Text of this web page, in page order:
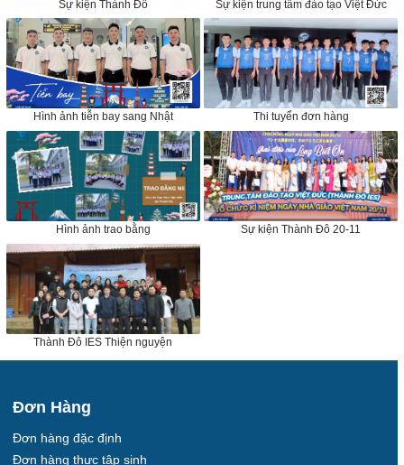
Sự kiện Thành Đô Sự kiện trung tâm đào tạo Việt Đức
Hình ảnh tiễn bay sang Nhật Thi tuyển đơn hàng
Hình ảnh trao bằng Sự kiện Thành Đô 20-11
Thành Đô IES Thiện nguyện
Đơn Hàng
Đơn hàng đặc định
Đơn hàng thực tập sinh